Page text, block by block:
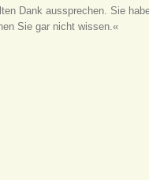
Dank aussprechen. Sie
Sie gar nicht wissen.«